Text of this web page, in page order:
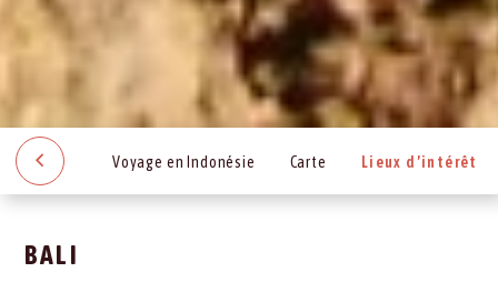
Voyage en Indonésie Carte Lieux d’intérêt
BALI